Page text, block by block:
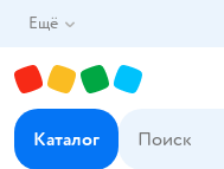
Ещё
Каталог